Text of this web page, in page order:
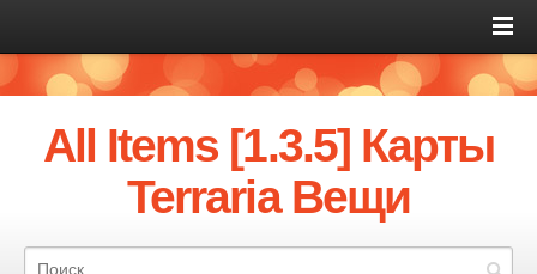
All Items [1.3.5] Карты
Terraria Вещи